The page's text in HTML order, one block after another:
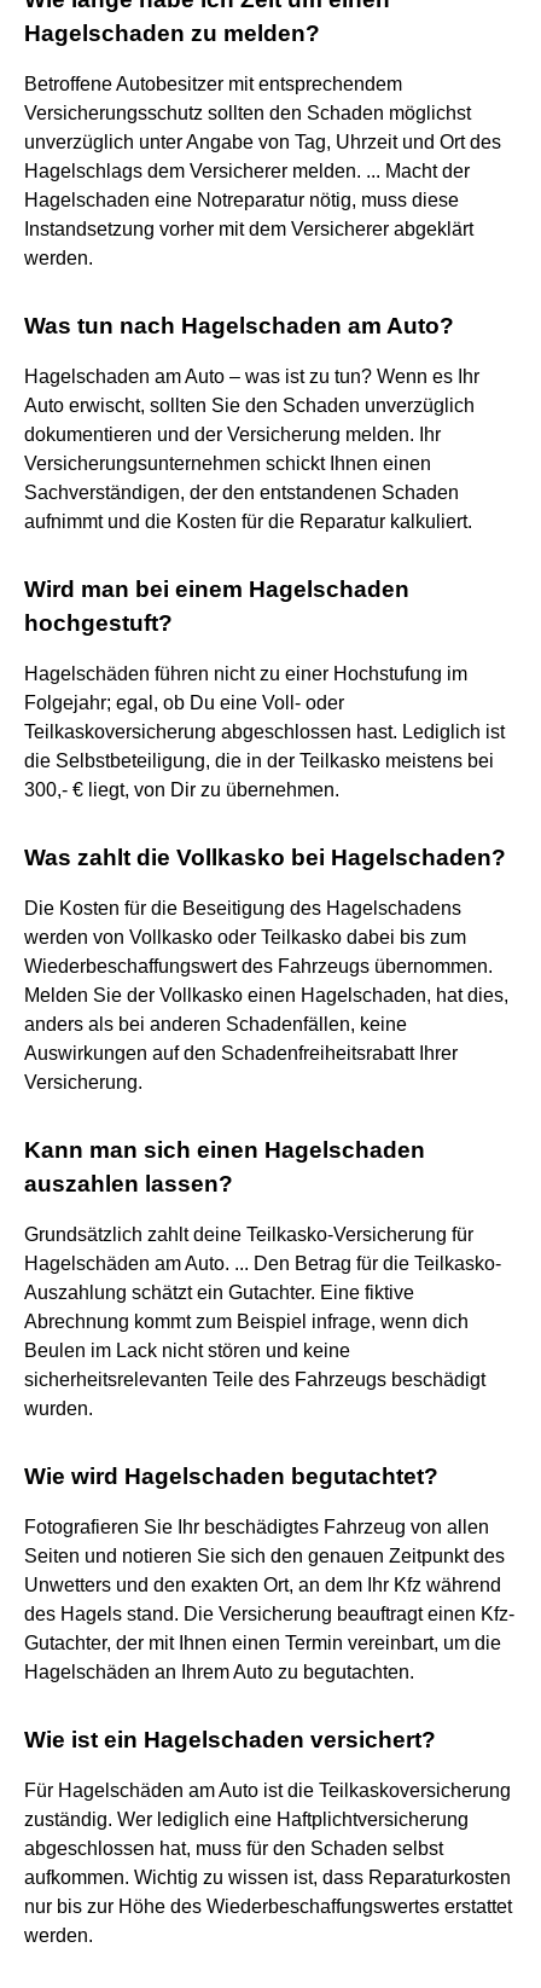
Hagelschaden zu melden?
Betroffene Autobesitzer mit entsprechendem
Versicherungsschutz sollten den Schaden möglichst
unverzüglich unter Angabe von Tag, Uhrzeit und Ort des
Hagelschlags dem Versicherer melden. ... Macht der
Hagelschaden eine Notreparatur nötig, muss diese
Instandsetzung vorher mit dem Versicherer abgeklärt
werden.
Was tun nach Hagelschaden am Auto?
Hagelschaden am Auto – was ist zu tun? Wenn es Ihr
Auto erwischt, sollten Sie den Schaden unverzüglich
dokumentieren und der Versicherung melden. Ihr
Versicherungsunternehmen schickt Ihnen einen
Sachverständigen, der den entstandenen Schaden
aufnimmt und die Kosten für die Reparatur kalkuliert.
Wird man bei einem Hagelschaden
hochgestuft?
Hagelschäden führen nicht zu einer Hochstufung im
Folgejahr; egal, ob Du eine Voll- oder
Teilkaskoversicherung abgeschlossen hast. Lediglich ist
die Selbstbeteiligung, die in der Teilkasko meistens bei
300,- € liegt, von Dir zu übernehmen.
Was zahlt die Vollkasko bei Hagelschaden?
Die Kosten für die Beseitigung des Hagelschadens
werden von Vollkasko oder Teilkasko dabei bis zum
Wiederbeschaffungswert des Fahrzeugs übernommen.
Melden Sie der Vollkasko einen Hagelschaden, hat dies,
anders als bei anderen Schadenfällen, keine
Auswirkungen auf den Schadenfreiheitsrabatt Ihrer
Versicherung.
Kann man sich einen Hagelschaden
auszahlen lassen?
Grundsätzlich zahlt deine Teilkasko-Versicherung für
Hagelschäden am Auto. ... Den Betrag für die Teilkasko-
Auszahlung schätzt ein Gutachter. Eine fiktive
Abrechnung kommt zum Beispiel infrage, wenn dich
Beulen im Lack nicht stören und keine
sicherheitsrelevanten Teile des Fahrzeugs beschädigt
wurden.
Wie wird Hagelschaden begutachtet?
Fotografieren Sie Ihr beschädigtes Fahrzeug von allen
Seiten und notieren Sie sich den genauen Zeitpunkt des
Unwetters und den exakten Ort, an dem Ihr Kfz während
des Hagels stand. Die Versicherung beauftragt einen Kfz-
Gutachter, der mit Ihnen einen Termin vereinbart, um die
Hagelschäden an Ihrem Auto zu begutachten.
Wie ist ein Hagelschaden versichert?
Für Hagelschäden am Auto ist die Teilkaskoversicherung
zuständig. Wer lediglich eine Haftplichtversicherung
abgeschlossen hat, muss für den Schaden selbst
aufkommen. Wichtig zu wissen ist, dass Reparaturkosten
nur bis zur Höhe des Wiederbeschaffungswertes erstattet
werden.